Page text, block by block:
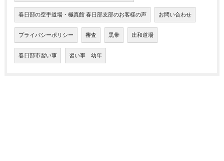
春日部の空手道場・極真館 春日部支部のお客様の声 お問い合わせ
プライバシーポリシー 審査 黒帯 庄和道場
春日部市習い事 習い事 幼年